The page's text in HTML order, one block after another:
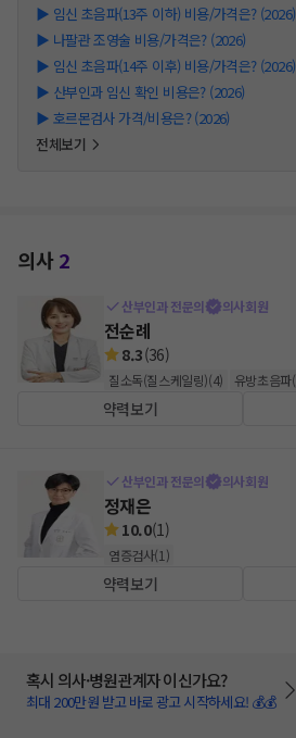
▶ 임신 초음파(13주 이하) 비용/가격은? (2026)
▶ 나팔관 조영술 비용/가격은? (2026)
▶ 임신 초음파(14주 이후) 비용/가격은? (2026)
▶ 산부인과 임신 확인 비용은? (2026)
▶ 호르몬검사 가격/비용은? (2026)
전체보기
의사2
산부인과 전문의 의사회원
전순례
8.3(36)
질소독(질스케일링)(4) 유방초음파(
약력보기
산부인과 전문의 의사회원
정재은
10.0(1)
염증검사(1 )
약력보기
혹시 의사·병원관계자 이신가요?
최대 200만원 받고 바로 광고 시작하세요! 💰💰